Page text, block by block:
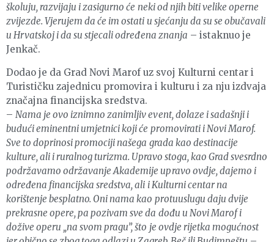
školuju, razvijaju i zasigurno će neki od njih biti velike operne
zvijezde. Vjerujem da će im ostati u sjećanju da su se obučavali
u Hrvatskoj i da su stjecali određena znanja – istaknuo je
Jenkač.
Dodao je da Grad Novi Marof uz svoj Kulturni centar i
Turističku zajednicu promovira i kulturu i za nju izdvaja
značajna financijska sredstva.
– Nama je ovo iznimno zanimljiv event, dolaze i sadašnji i
budući eminentni umjetnici koji će promovirati i Novi Marof.
Sve to doprinosi promociji našega grada kao destinacije
kulture, ali i ruralnog turizma. Upravo stoga, kao Grad svesrdno
podržavamo održavanje Akademije upravo ovdje, dajemo i
određena financijska sredstva, ali i Kulturni centar na
korištenje besplatno. Oni nama kao protuuslugu daju dvije
prekrasne opere, pa pozivam sve da dođu u Novi Marof i
dožive operu „na svom pragu”, što je ovdje rijetka mogućnost